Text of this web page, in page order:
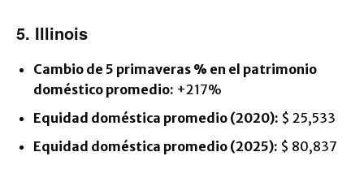
5. Illinois
Cambio de 5 primaveras % en el patrimonio
doméstico promedio: +217%
Equidad doméstica promedio (2020): $ 25,533
Equidad doméstica promedio (2025): $ 80,837